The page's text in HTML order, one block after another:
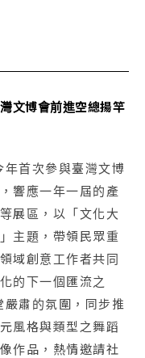
文博會前進空總揚竿
首次參與臺灣文博
響應一年一屆的產
展區，以「文化大
主題，帶領民眾重
域創意工作者共同
的下一個匯流之
肅的氛圍，同步推
風格與類型之舞蹈
作品，熱情邀請社